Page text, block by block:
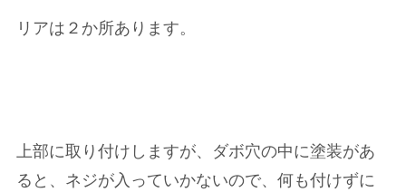
リアは２か所あります。
上部に取り付けしますが、ダボ穴の中に塗装があ
ると、ネジが入っていかないので、何も付けずに